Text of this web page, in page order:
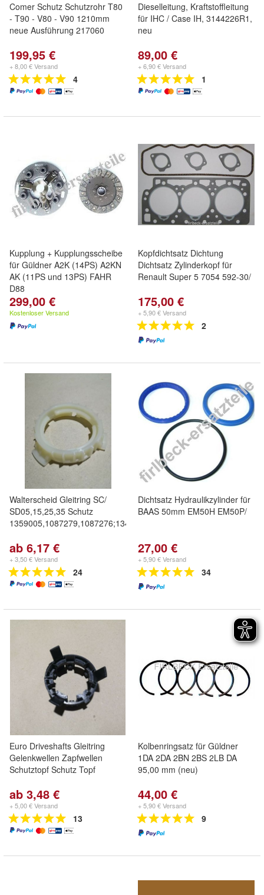
Comer Schutz Schutzrohr T80
- T90 - V80 - V90 1210mm
neue Ausführung 217060
199,95 €
+ 8,00 € Versand
4
Dieselleitung, Kraftstoffleitung
für IHC / Case IH, 3144226R1,
neu
89,00 €
+ 6,90 € Versand
1
Kupplung + Kupplungsscheibe
für Güldner A2K (14PS) A2KN
AK (11PS und 13PS) FAHR
D88
299,00 €
Kostenloser Versand
Kopfdichtsatz Dichtung
Dichtsatz Zylinderkopf für
Renault Super 5 7054 592-30/
175,00 €
+ 5,90 € Versand
2
Walterscheid Gleitring SC/
SD05,15,25,35 Schutz
1359005,1087279,1087276;1342315
ab 6,17 €
+ 3,50 € Versand
24
Dichtsatz Hydraulikzylinder für
BAAS 50mm EM50H EM50P/
27,00 €
+ 5,90 € Versand
34
Euro Driveshafts Gleitring
Gelenkwellen Zapfwellen
Schutztopf Schutz Topf
ab 3,48 €
+ 5,00 € Versand
13
Kolbenringsatz für Güldner
1DA 2DA 2BN 2BS 2LB DA
95,00 mm (neu)
44,00 €
+ 5,90 € Versand
9